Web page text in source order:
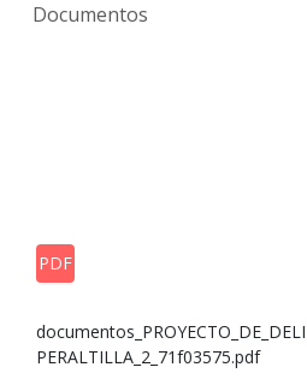
Documentos
PDF
PERALTILLA_2_71f03575.pdf